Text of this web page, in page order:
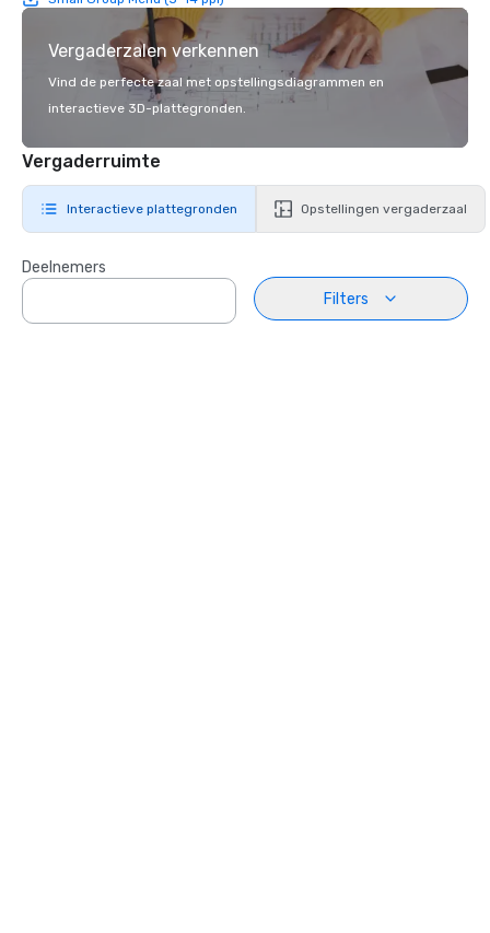
Vergaderzalen verkennen
Vind de perfecte zaal met opstellingsdiagrammen en
interactieve 3D-plattegronden.
Vergaderruimte
Interactieve plattegronden Opstellingen vergaderzaal
Deelnemers
Filters